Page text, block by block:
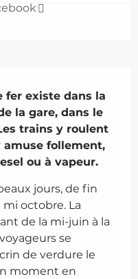
fer existe dans la
la gare, dans le
trains y roulent
amuse follement,
ou à vapeur.
jours, de fin
octobre. La
de la mi-juin à la
se
de verdure le
moment en